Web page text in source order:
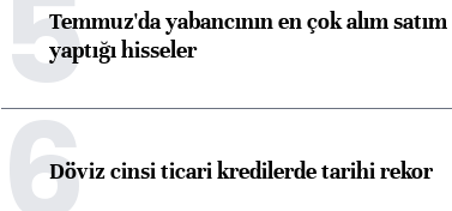
5Temmuz'da yabancının en çok alım satım
yaptığı hisseler
6Döviz cinsi ticari kredilerde tarihi rekor